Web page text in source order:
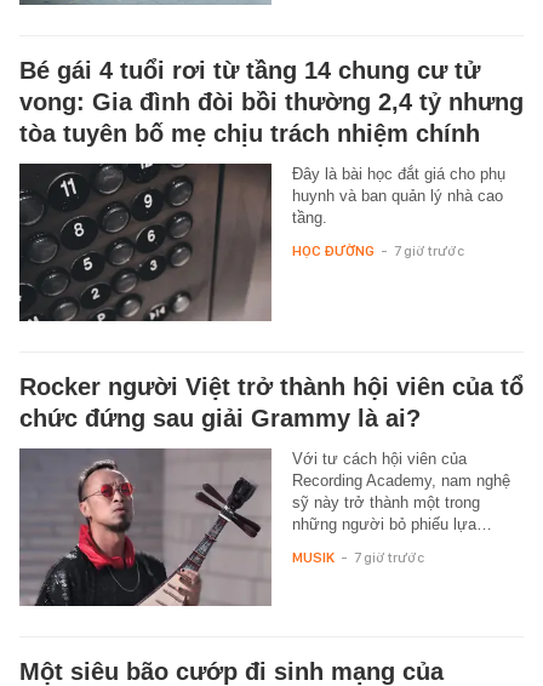
Bé gái 4 tuổi rơi từ tầng 14 chung cư tử
vong: Gia đình đòi bồi thường 2,4 tỷ nhưng
tòa tuyên bố mẹ chịu trách nhiệm chính
Đây là bài học đắt giá cho phụ
huynh và ban quản lý nhà cao
tầng.
HỌC ĐƯỜNG - 7 giờ trước
Rocker người Việt trở thành hội viên của tổ
chức đứng sau giải Grammy là ai?
Với tư cách hội viên của
Recording Academy, nam nghệ
sỹ này trở thành một trong
những người bỏ phiếu lựa…
MUSIK - 7 giờ trước
Một siêu bão cướp đi sinh mạng của